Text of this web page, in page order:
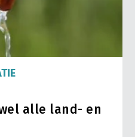
alle land- en